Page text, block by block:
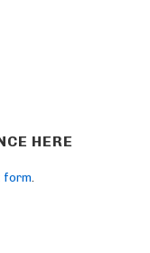
HERE
form.